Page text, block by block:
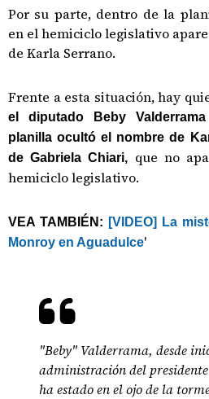
Por su parte, dentro de la
en el hemiciclo legislativo
de Karla Serrano.
Frente a esta situación, hay
el diputado Beby
planilla ocultó el nombre de
de Gabriela Chiari, que no
hemiciclo legislativo.
VEA TAMBIÉN: [VIDEO] La
Monroy en Aguadulce'
"Beby" Valderrama, desde
administración del
ha estado en el ojo de la